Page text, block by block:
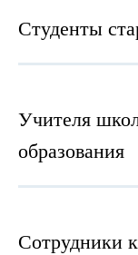
Студенты
Учителя
образования
Сотрудники